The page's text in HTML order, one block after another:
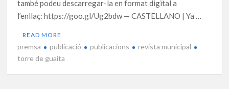
també podeu descarregar-la en format digital a
l’enllaç: https://goo.gl/Ug2bdw — CASTELLANO | Ya …
READ MORE
premsa publicació publicacions
revista municipal
torre de guaita